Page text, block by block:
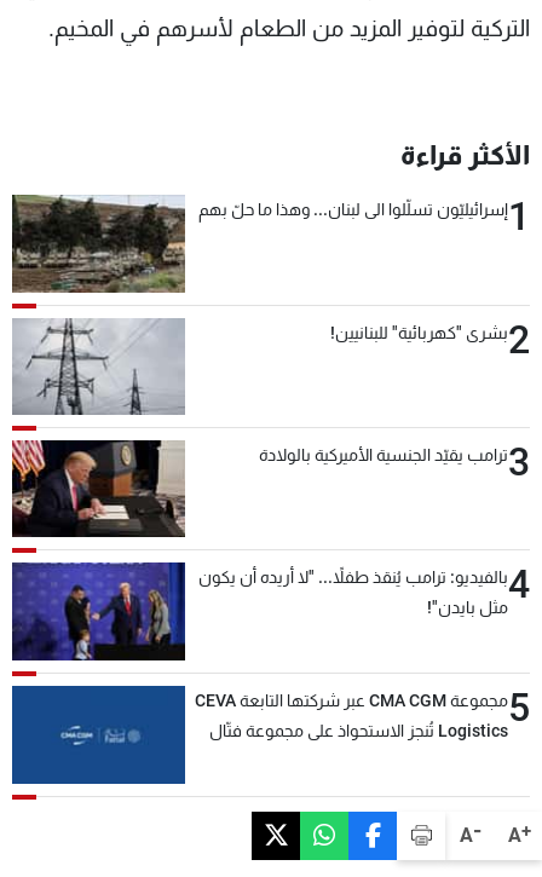
A+
A-
التركية لتوفير المزيد من الطعام لأسرهم في المخيم.
الأكثر قراءة
1إسرائيليّون تسلّلوا الى لبنان... وهذا ما حلّ بهم
2بشرى "كهربائية" للبنانيين!
3ترامب يقيّد الجنسية الأميركية بالولادة
4بالفيديو: ترامب يُنقذ طفلاً... "لا أريده أن يكون
مثل بايدن"!
5
مجموعة CMA CGM عبر شركتها التابعة CEVA
Logistics تُنجز الاستحواذ على مجموعة فتّال